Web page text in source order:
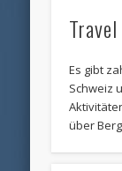
Es gibt
Schweiz
über